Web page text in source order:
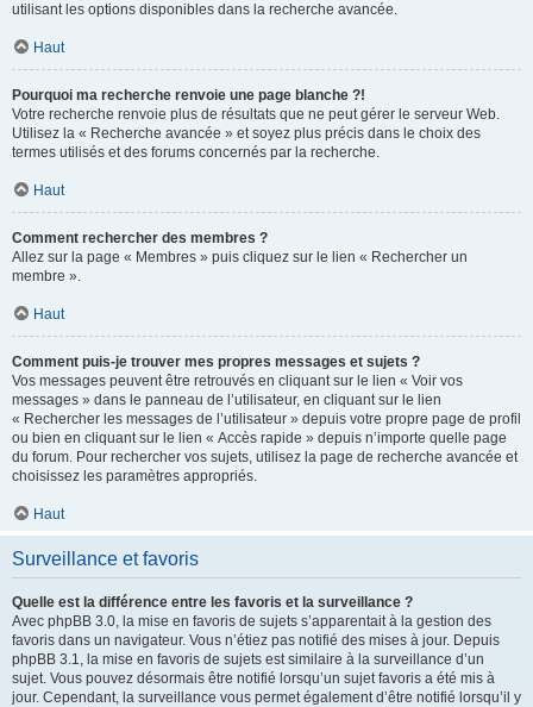
utilisant les options disponibles dans la recherche avancée.
Haut
Pourquoi ma recherche renvoie une page blanche ?!
Votre recherche renvoie plus de résultats que ne peut gérer le serveur Web.
Utilisez la « Recherche avancée » et soyez plus précis dans le choix des
termes utilisés et des forums concernés par la recherche.
Haut
Comment rechercher des membres ?
Allez sur la page « Membres » puis cliquez sur le lien « Rechercher un
membre ».
Haut
Comment puis-je trouver mes propres messages et sujets ?
Vos messages peuvent être retrouvés en cliquant sur le lien « Voir vos
messages » dans le panneau de l’utilisateur, en cliquant sur le lien
« Rechercher les messages de l’utilisateur » depuis votre propre page de profil
ou bien en cliquant sur le lien « Accès rapide » depuis n’importe quelle page
du forum. Pour rechercher vos sujets, utilisez la page de recherche avancée et
choisissez les paramètres appropriés.
Haut
Surveillance et favoris
Quelle est la différence entre les favoris et la surveillance ?
Avec phpBB 3.0, la mise en favoris de sujets s’apparentait à la gestion des
favoris dans un navigateur. Vous n’étiez pas notifié des mises à jour. Depuis
phpBB 3.1, la mise en favoris de sujets est similaire à la surveillance d’un
sujet. Vous pouvez désormais être notifié lorsqu’un sujet favoris a été mis à
jour. Cependant, la surveillance vous permet également d’être notifié lorsqu’il y